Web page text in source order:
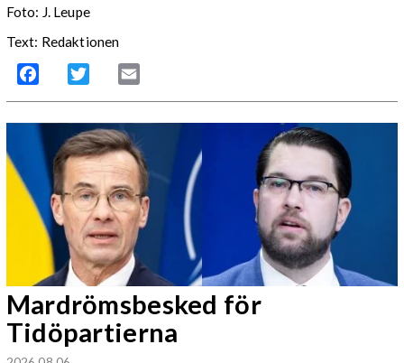
Foto: J. Leupe
Text: Redaktionen
Facebook Twitter
Mardrömsbesked för
Tidöpartierna